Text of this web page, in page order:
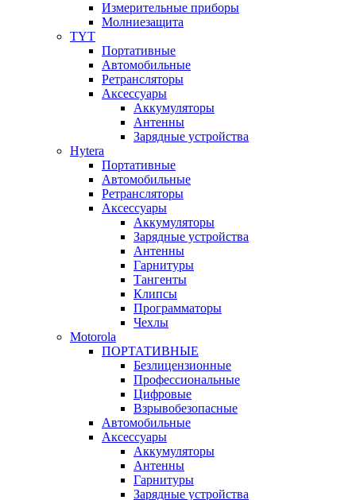
Измерительные приборы
Молниезащита
TYT
Портативные
Автомобильные
Ретрансляторы
Аксессуары
Аккумуляторы
Антенны
Зарядные устройства
Hytera
Портативные
Автомобильные
Ретрансляторы
Аксессуары
Аккумуляторы
Зарядные устройства
Антенны
Гарнитуры
Тангенты
Клипсы
Программаторы
Чехлы
Motorola
ПОРТАТИВНЫЕ
Безлицензионные
Профессиональные
Цифровые
Взрывобезопасные
Автомобильные
Аксессуары
Аккумуляторы
Антенны
Гарнитуры
Зарядные устройства